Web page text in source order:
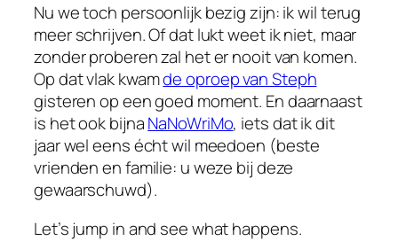
Nu we toch persoonlijk bezig zijn: ik wil terug
meer schrijven. Of dat lukt weet ik niet, maar
zonder proberen zal het er nooit van komen.
Op dat vlak kwamde oproep van Steph
gisteren op een goed moment. En daarnaast
is het ook bijnaNaNoWriMo, iets dat ik dit
jaar wel eens écht wil meedoen (beste
vrienden en familie: u weze bij deze
gewaarschuwd).
Let’s jump in and see what happens.